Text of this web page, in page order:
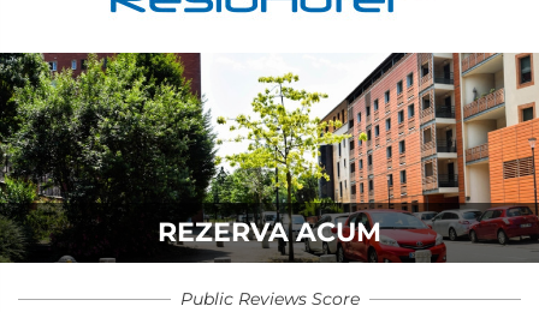
REZERVA ACUM
Public Reviews Score